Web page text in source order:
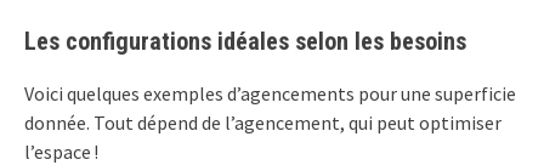
Les configurations idéales selon les besoins
Voici quelques exemples d’agencements pour une superficie
donnée. Tout dépend de l’agencement, qui peut optimiser
l’espace !